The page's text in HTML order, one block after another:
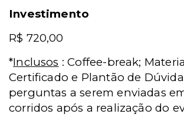
Investimento
R$ 720,00
*Inclusos : Coffee-break;
Certificado e Plantão de
perguntas a serem enviadas
corridos após a realização do